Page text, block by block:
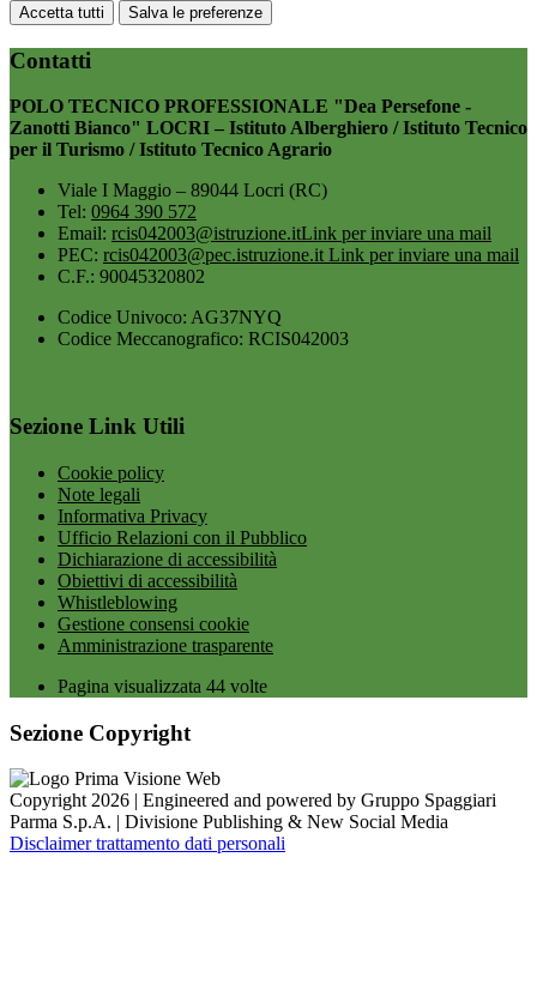
Accetta tutti Salva le preferenze
Contatti
POLO TECNICO PROFESSIONALE "Dea Persefone -
Zanotti Bianco" LOCRI – Istituto Alberghiero / Istituto Tecnico
per il Turismo / Istituto Tecnico Agrario
Viale I Maggio – 89044 Locri (RC)
Tel: 0964 390 572
Email: rcis042003@istruzione.itLink per inviare una mail
PEC: rcis042003@pec.istruzione.it Link per inviare una mail
C.F.: 90045320802
Codice Univoco: AG37NYQ
Codice Meccanografico: RCIS042003
Sezione Link Utili
Cookie policy
Note legali
Informativa Privacy
Ufficio Relazioni con il Pubblico
Dichiarazione di accessibilità
Obiettivi di accessibilità
Whistleblowing
Gestione consensi cookie
Amministrazione trasparente
Pagina visualizzata 44 volte
Sezione Copyright
Copyright 2026 | Engineered and powered by Gruppo Spaggiari
Parma S.p.A. | Divisione Publishing & New Social Media
Disclaimer trattamento dati personali